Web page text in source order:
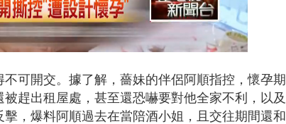
可開交。據了解，薔妹的伴侶阿順指控，懷孕
趕出租屋處，甚至還恐嚇要對他全家不利，以及
，爆料阿順過去在當陪酒小姐，且交往期間還